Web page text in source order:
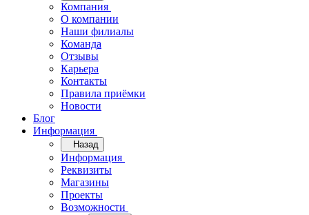
Компания
О компании
Наши филиалы
Команда
Отзывы
Карьера
Контакты
Правила приёмки
Новости
Блог
Информация
Назад
Информация
Реквизиты
Магазины
Проекты
Возможности